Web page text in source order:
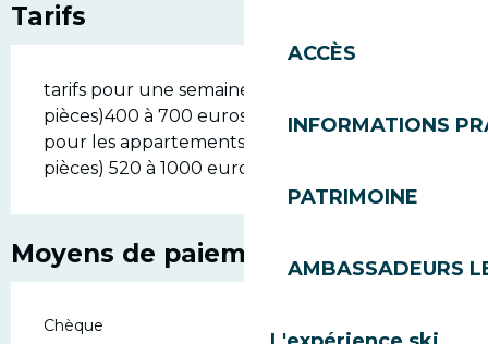
ACCÈS
INFORMATIONS
PATRIMOINE
AMBASSADEURS
Tarifs
tarifs pour une semaine de campanule ( 2
pièces)400 à 700 euros
pour les appartements bleuet et ancolie ( 3
pièces) 520 à 1000 euros.
Moyens de paiement
Chèque